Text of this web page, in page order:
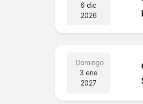
6 dic
2026
Domingo
3 ene
2027